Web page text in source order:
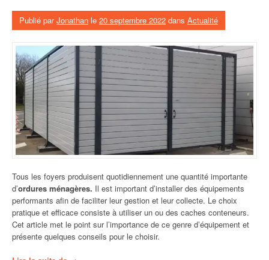
Publié parJonathan le 20 septembre 2022 dans Actualité
Tous les foyers produisent quotidiennement une quantité importante
d’ordures ménagères. Il est important d’installer des équipements
performants afin de faciliter leur gestion et leur collecte. Le choix
pratique et efficace consiste à utiliser un ou des caches conteneurs.
Cet article met le point sur l’importance de ce genre d’équipement et
présente quelques conseils pour le choisir.